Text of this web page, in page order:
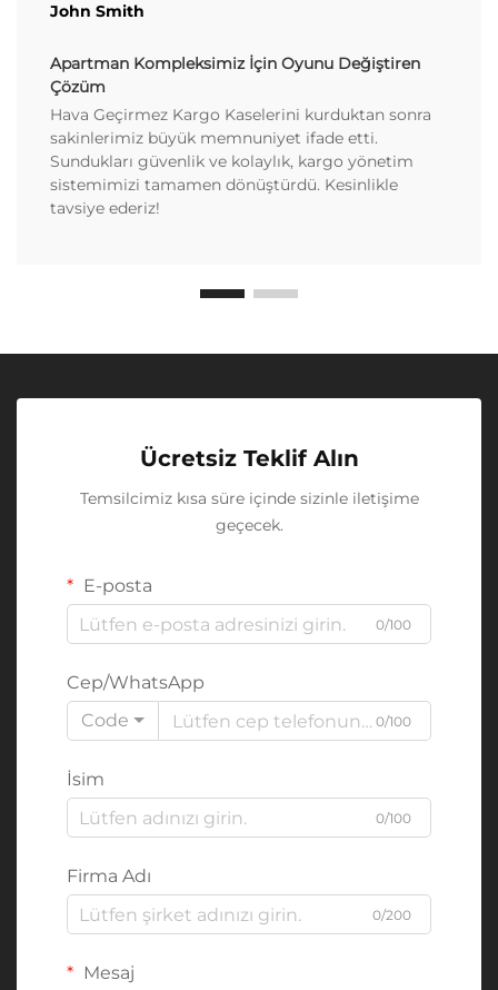
John Smith
Apartman Kompleksimiz İçin Oyunu Değiştiren
Çözüm
Hava Geçirmez Kargo Kaselerini kurduktan sonra
sakinlerimiz büyük memnuniyet ifade etti.
Sundukları güvenlik ve kolaylık, kargo yönetim
sistemimizi tamamen dönüştürdü. Kesinlikle
tavsiye ederiz!
Ücretsiz Teklif Alın
Temsilcimiz kısa süre içinde sizinle iletişime
geçecek.
E-posta
0/100
Cep/WhatsApp
Code
0/100
İsim
0/100
Firma Adı
0/200
Mesaj